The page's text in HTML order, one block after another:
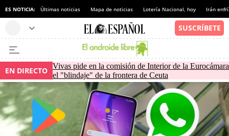
ES NOTICIA: Últimas noticias Mapa de noticias Lotería Nacional, hoy Irán
EN DIRECTO Vivas pide en la comisión de Interior de la Eurocámara
el "blindaje" de la frontera de Ceuta